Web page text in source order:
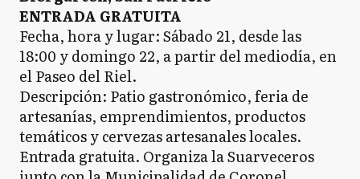
ENTRADA GRATUITA
Fecha, hora y lugar: Sábado 21, desde las
18:00 y domingo 22, a partir del mediodía, en
el Paseo del Riel.
Descripción: Patio gastronómico, feria de
artesanías, emprendimientos, productos
temáticos y cervezas artesanales locales.
Entrada gratuita. Organiza la Suarveceros